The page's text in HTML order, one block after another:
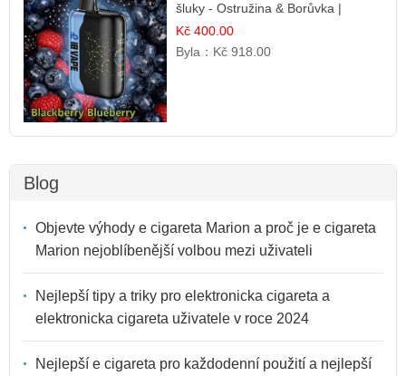
šluky - Ostružina & Borůvka |
Intenzivní lesní směs
Kč 400.00
Byla： Kč 918.00
Blog
Objevte výhody e cigareta Marion a proč je e cigareta
Marion nejoblíbenější volbou mezi uživateli
Nejlepší tipy a triky pro elektronicka cigareta a
elektronicka cigareta uživatele v roce 2024
Nejlepší e cigareta pro každodenní použití a nejlepší